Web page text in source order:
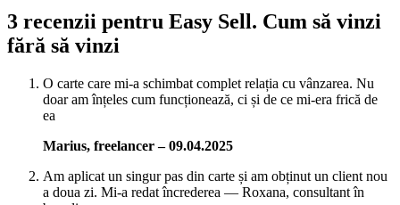
3 recenzii pentru Easy Sell. Cum să vinzi
fără să vinzi
O carte care mi-a schimbat complet relația cu vânzarea. Nu
doar am înțeles cum funcționează, ci și de ce mi-era frică de
ea
Marius, freelancer– 09.04.2025
Am aplicat un singur pas din carte și am obținut un client nou
a doua zi. Mi-a redat încrederea — Roxana, consultant în